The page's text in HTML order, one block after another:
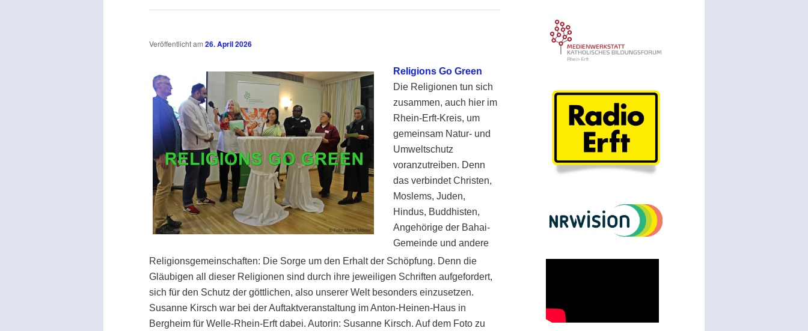
Veröffentlicht am 26. April 2026
Religions Go Green
Die Religionen tun sich
zusammen, auch hier im
Rhein-Erft-Kreis, um
gemeinsam Natur- und
Umweltschutz
voranzutreiben. Denn
das verbindet Christen,
Moslems, Juden,
Hindus, Buddhisten,
Angehörige der Bahai-
Gemeinde und andere
Religionsgemeinschaften: Die Sorge um den Erhalt der Schöpfung. Denn die
Gläubigen all dieser Religionen sind durch ihre jeweiligen Schriften aufgefordert,
sich für den Schutz der göttlichen, also unserer Welt besonders einzusetzen.
Susanne Kirsch war bei der Auftaktveranstaltung im Anton-Heinen-Haus in
Bergheim für Welle-Rhein-Erft dabei. Autorin: Susanne Kirsch. Auf dem Foto zu